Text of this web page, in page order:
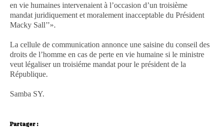
en vie humaines intervenaient à l’occasion d’un troisième
mandat juridiquement et moralement inacceptable du Président
Macky Sall’’».
La cellule de communication annonce une saisine du conseil des
droits de l’homme en cas de perte en vie humaine si le ministre
veut légaliser un troisiéme mandat pour le président de la
République.
Samba SY.
Partager :